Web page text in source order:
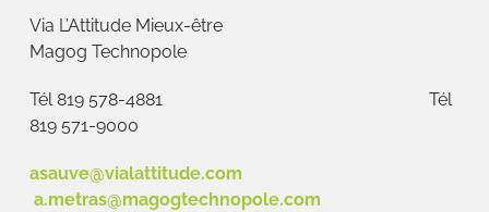
Via L’Attitude Mieux-être
Magog Technopole
Tél 819 578-4881 Tél
819 571-9000
asauve@vialattitude.com
a.metras@magogtechnopole.com